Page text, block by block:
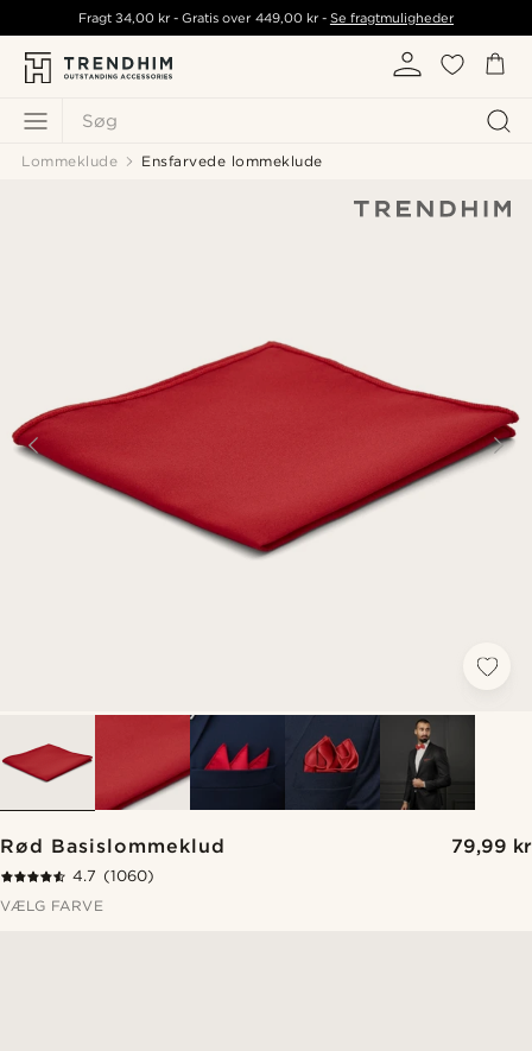
Søg
Fragt34,00 kr - Gratis over 449,00 kr- Se fragtmuligheder
Lommeklude Ensfarvede lommeklude
Rød Basislommeklud 79,99 kr
4.7 (1060)
VÆLG FARVE